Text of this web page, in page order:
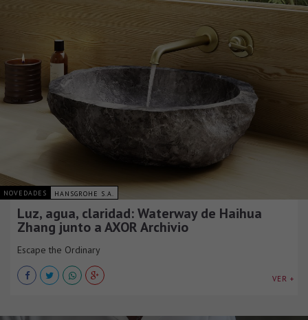
NOVEDADES HANSGROHE S.A.
Luz, agua, claridad: Waterway de Haihua
Zhang junto a AXOR Archivio
Escape the Ordinary
VER +